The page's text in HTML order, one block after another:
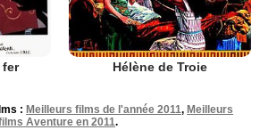
fer Hélène de Troie
: Meilleurs films de l'année 2011, Meilleurs
Aventure en 2011.